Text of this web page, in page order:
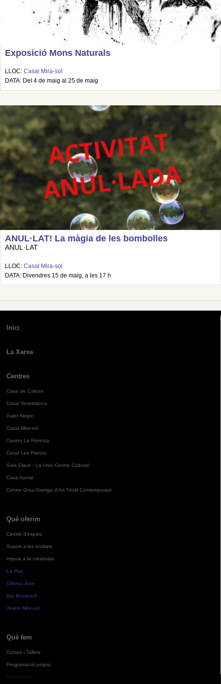
Exposició Mons Naturals
LLOC: Casal Mira-sol
DATA: Del 4 de maig al 25 de maig
ANUL·LAT! La màgia de les bombolles
ANUL·LAT
LLOC: Casal Mira-sol
DATA: Divendres 15 de maig, a les 17 h
Inici
La Xarxa
Centres
Casa de Cultura
Casal Torreblanca
Xalet Negre
Casal Mira-sol
Casino La Floresta
Casal Les Planes
Sala Clavé - La Unió Centre Cultural
Casa Aymat
Centre Grau-Garriga d'Art Tèxtil Contemporani
Què oferim
Cessió d'espais
Suport a les entitats
Impuls a la creativitat
La Pua
Oficina Jove
Bar Bocamoll
Teatre Mira-sol
Què fem
Cursos i Tallers
Programació pròpia